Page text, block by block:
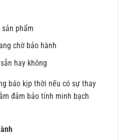
phẩm
chờ bảo hành
hay không
báo kịp thời nếu có sự thay
đảm bảo tính minh bạch